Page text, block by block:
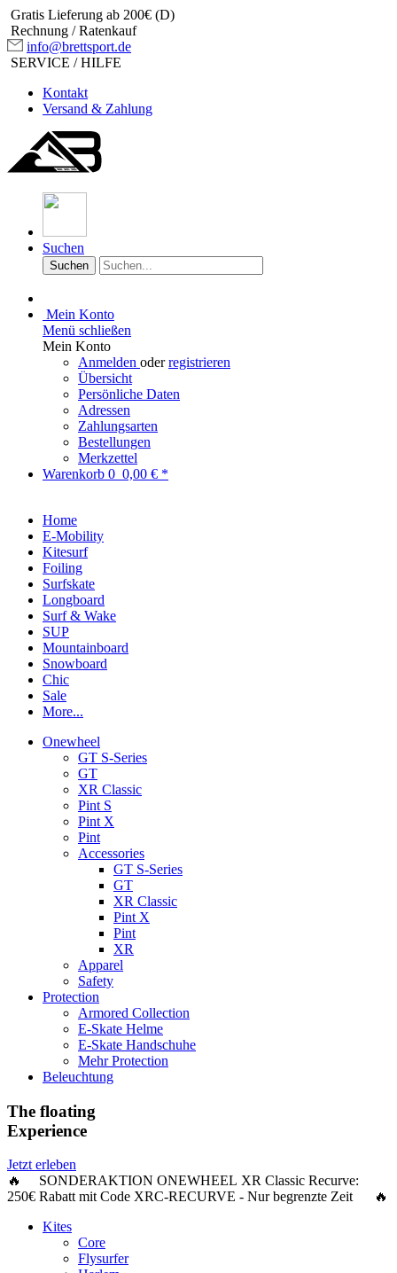
Gratis Lieferung ab 200€ (D)
Rechnung / Ratenkauf
info@brettsport.de
SERVICE / HILFE
Kontakt
Versand & Zahlung
Suchen
Suchen
Mein Konto
Menü schließen
Mein Konto
Anmelden oderregistrieren
Übersicht
Persönliche Daten
Adressen
Zahlungsarten
Bestellungen
Merkzettel
Warenkorb 0 0,00 € *
Home
E-Mobility
Kitesurf
Foiling
Surfskate
Longboard
Surf & Wake
SUP
Mountainboard
Snowboard
Chic
Sale
More...
Onewheel
GT S-Series
GT
XR Classic
Pint S
Pint X
Pint
Accessories
GT S-Series
GT
XR Classic
Pint X
Pint
XR
Apparel
Safety
Protection
Armored Collection
E-Skate Helme
E-Skate Handschuhe
Mehr Protection
Beleuchtung
The floating
Experience
Jetzt erleben
🔥 SONDERAKTION ONEWHEEL XR Classic Recurve:
250€ Rabattmit Code XRC-RECURVE - Nur begrenzte Zeit 🔥
Kites
Core
Flysurfer